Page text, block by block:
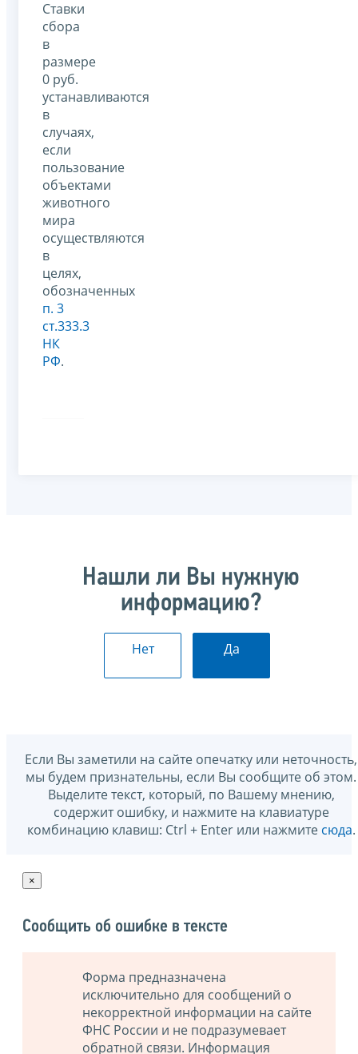
Ставки
сбора
в
размере
0 руб.
устанавливаются
в
случаях,
если
пользование
объектами
животного
мира
осуществляются
в
целях,
обозначенных
п. 3
ст.333.3
НК
РФ.
Нашли ли Вы нужную
информацию?
Нет Да
Если Вы заметили на сайте опечатку или неточность,
мы будем признательны, если Вы сообщите об этом.
Выделите текст, который, по Вашему мнению,
содержит ошибку, и нажмите на клавиатуре
комбинацию клавиш: Ctrl + Enter или нажмите сюда.
×
Сообщить об ошибке в тексте
Форма предназначена
исключительно для сообщений о
некорректной информации на сайте
ФНС России и не подразумевает
обратной связи. Информация